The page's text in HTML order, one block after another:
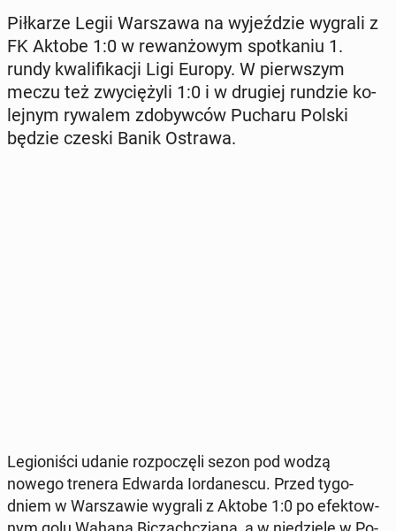
Pił­ka­rze Legii War­sza­wa na wy­jeź­dzie wygrali z
FK Aktobe 1:0 w re­wan­żo­wym spo­tka­niu 1.
rundy kwa­li­fi­ka­cji Ligi Europy. W pierw­szym
meczu też zwy­cię­ży­li 1:0 i w drugiej rundzie ko­
lej­nym rywalem zdo­byw­ców Pucharu Polski
będzie czeski Banik Ostrawa.
Le­gio­ni­ści udanie roz­po­czę­li sezon pod wodzą
nowego trenera Edwarda Ior­da­ne­scu. Przed ty­go­
dniem w War­sza­wie wygrali z Aktobe 1:0 po efek­tow­